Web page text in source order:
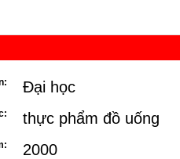
Đại học
thực phẩm đồ uống
2000